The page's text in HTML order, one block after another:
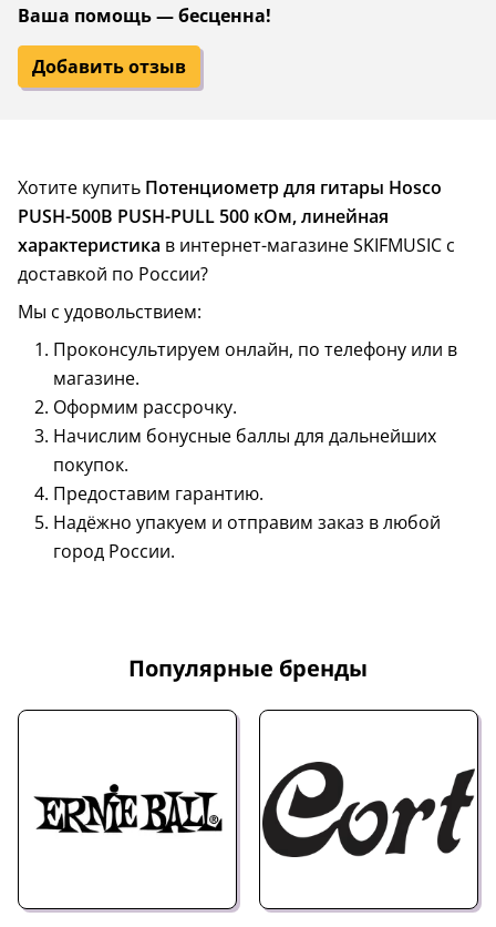
Ваша помощь — бесценна!
Добавить отзыв
Хотите купить Потенциометр для гитары Hosco
PUSH-500B PUSH-PULL 500 кОм, линейная
характеристика в интернет-магазине SKIFMUSIC с
доставкой по России?
Мы с удовольствием:
Проконсультируем онлайн, по телефону или в
магазине.
Оформим рассрочку.
Начислим бонусные баллы для дальнейших
покупок.
Предоставим гарантию.
Надёжно упакуем и отправим заказ в любой
город России.
Популярные бренды